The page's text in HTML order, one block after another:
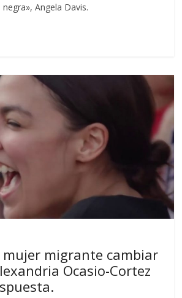
Angela Davis.
mujer migrante cambiar
Ocasio-Cortez